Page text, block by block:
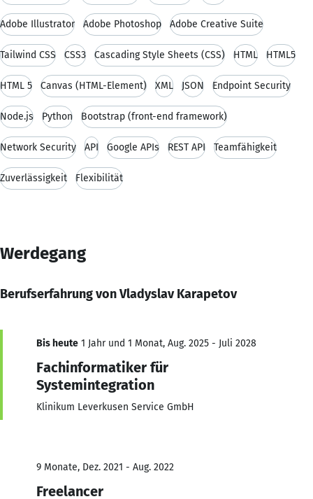
Adobe Illustrator Adobe Photoshop Adobe Creative Suite
Tailwind CSS CSS3 Cascading Style Sheets (CSS) HTML HTML5
HTML 5 Canvas (HTML-Element) XML JSON Endpoint Security
Node.js Python Bootstrap (front-end framework)
Network Security API Google APIs REST API Teamfähigkeit
Zuverlässigkeit Flexibilität
Werdegang
Berufserfahrung von Vladyslav Karapetov
Bis heute 1 Jahr und 1 Monat, Aug. 2025 - Juli 2028
Fachinformatiker für
Systemintegration
Klinikum Leverkusen Service GmbH
9 Monate, Dez. 2021 - Aug. 2022
Freelancer